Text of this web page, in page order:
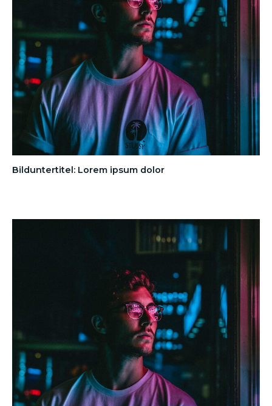
Bilduntertitel: Lorem ipsum dolor